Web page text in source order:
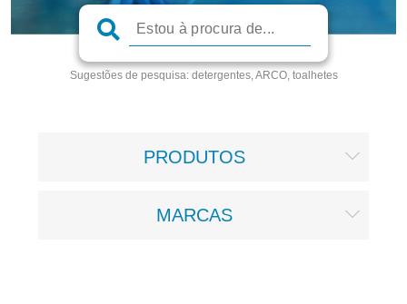
Sugestões de pesquisa:detergentes, ARCO, toalhetes
PRODUTOS
MARCAS